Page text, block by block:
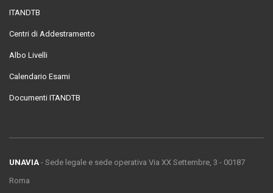
ITANDTB
Centri di Addestramento
Albo Livelli
Calendario Esami
Documenti ITANDTB
UNAVIA - Sede legale e sede operativa Via XX Settembre, 3 - 00187
Roma